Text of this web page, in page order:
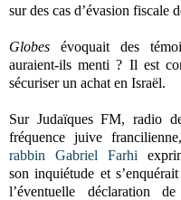
sur des cas d’évasion fiscale
Globesévoquait des
auraient-ils menti ? Il est
sécuriser un achat en Israël.
Sur Judaïques FM, radio
fréquence juive
rabbin Gabriel Farhi
son inquiétude et
l’éventuelle déclaration